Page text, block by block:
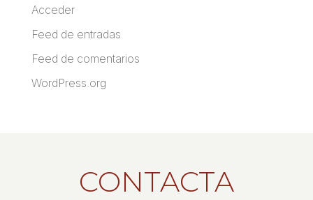
Acceder
Feed de entradas
Feed de comentarios
WordPress.org
CONTACTA